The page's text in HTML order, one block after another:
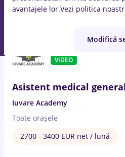
VIDEO
Asistent medical
Iuvare Academy
Toate oraşele
2700 - 3400 EUR net / lună
avantajele lor.Vezi politica
Modifică